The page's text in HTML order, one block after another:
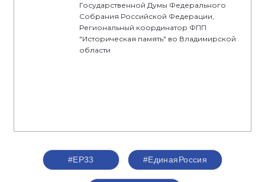
Государственной Думы Федерального
Собрания Российской Федерации,
Региональный координатор ФПП
"Историческая память" во Владимирской
области
#ЕР33 #‎ЕдинаяРоссия